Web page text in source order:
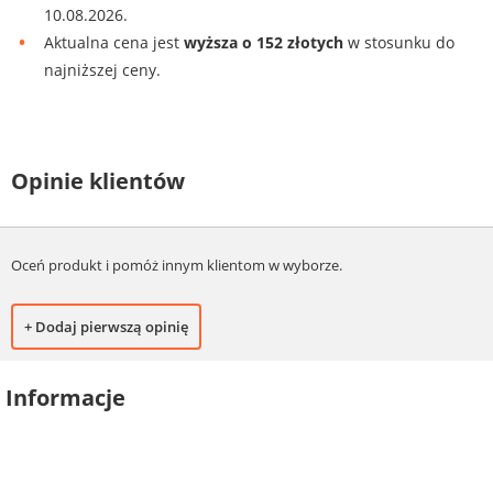
10.08.2026.
Aktualna cena jest wyższa o 152 złotych w stosunku do
najniższej ceny.
Opinie klientów
Oceń produkt i pomóż innym klientom w wyborze.
+ Dodaj pierwszą opinię
Informacje